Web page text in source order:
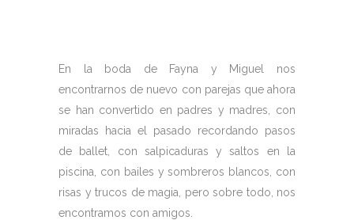
En la boda de Fayna y Miguel nos
encontrarnos de nuevo con parejas que ahora
se han convertido en padres y madres, con
miradas hacia el pasado recordando pasos
de ballet, con salpicaduras y saltos en la
piscina, con bailes y sombreros blancos, con
risas y trucos de magia, pero sobre todo, nos
encontramos con amigos.